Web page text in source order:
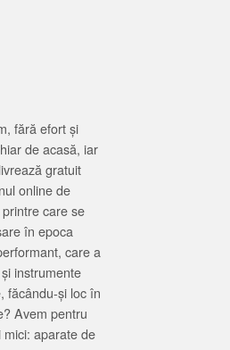
fără efort și
de acasă, iar
gratuit
online de
care se
în epoca
care a
instrumente
făcându-și loc în
Avem pentru
aparate de